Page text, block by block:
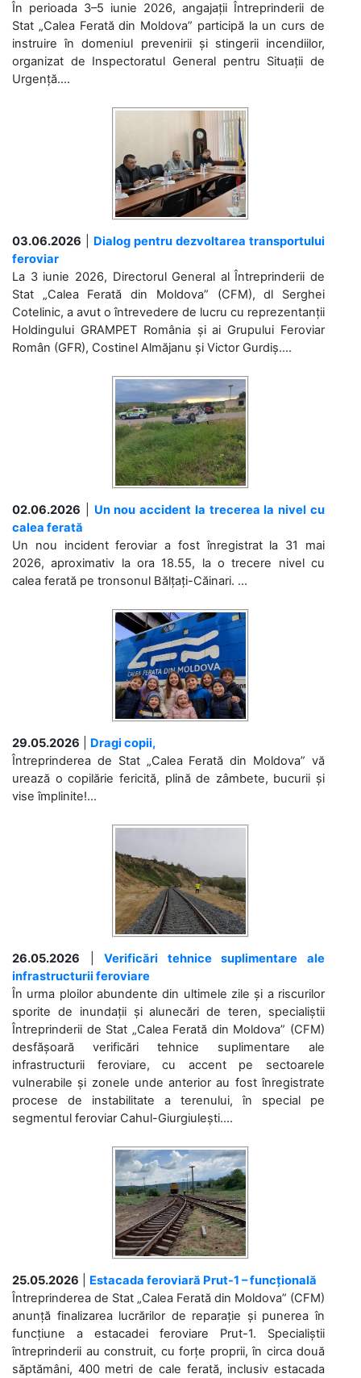
În perioada 3–5 iunie 2026, angajații Întreprinderii de
Stat „Calea Ferată din Moldova” participă la un curs de
instruire în domeniul prevenirii și stingerii incendiilor,
organizat de Inspectoratul General pentru Situații de
Urgență....
03.06.2026
Dialog pentru dezvoltarea transportului
feroviar
La 3 iunie 2026, Directorul General al Întreprinderii de
Stat „Calea Ferată din Moldova” (CFM), dl Serghei
Cotelinic, a avut o întrevedere de lucru cu reprezentanții
Holdingului GRAMPET România și ai Grupului Feroviar
Român (GFR), Costinel Almăjanu și Victor Gurdiș....
02.06.2026
Un nou accident la trecerea la nivel cu
calea ferată
Un nou incident feroviar a fost înregistrat la 31 mai
2026, aproximativ la ora 18.55, la o trecere nivel cu
calea ferată pe tronsonul Bălțați-Căinari. ...
29.05.2026
Dragi copii,
Întreprinderea de Stat „Calea Ferată din Moldova” vă
urează o copilărie fericită, plină de zâmbete, bucurii și
vise împlinite!...
26.05.2026 |Verificări tehnice suplimentare ale
infrastructurii feroviare
În urma ploilor abundente din ultimele zile și a riscurilor
sporite de inundații și alunecări de teren, specialiștii
Întreprinderii de Stat „Calea Ferată din Moldova” (CFM)
desfășoară verificări tehnice suplimentare ale
infrastructurii feroviare, cu accent pe sectoarele
vulnerabile și zonele unde anterior au fost înregistrate
procese de instabilitate a terenului, în special pe
segmentul feroviar Cahul-Giurgiulești....
25.05.2026
Estacada feroviară Prut-1 – funcțională
Întreprinderea de Stat „Calea Ferată din Moldova” (CFM)
anunță finalizarea lucrărilor de reparație și punerea în
funcțiune a estacadei feroviare Prut-1. Specialiștii
întreprinderii au construit, cu forțe proprii, în circa două
săptămâni, 400 metri de cale ferată, inclusiv estacada